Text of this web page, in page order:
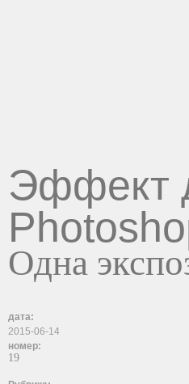
Эффект
Одна
дата:
2015-06-14
номер:
19